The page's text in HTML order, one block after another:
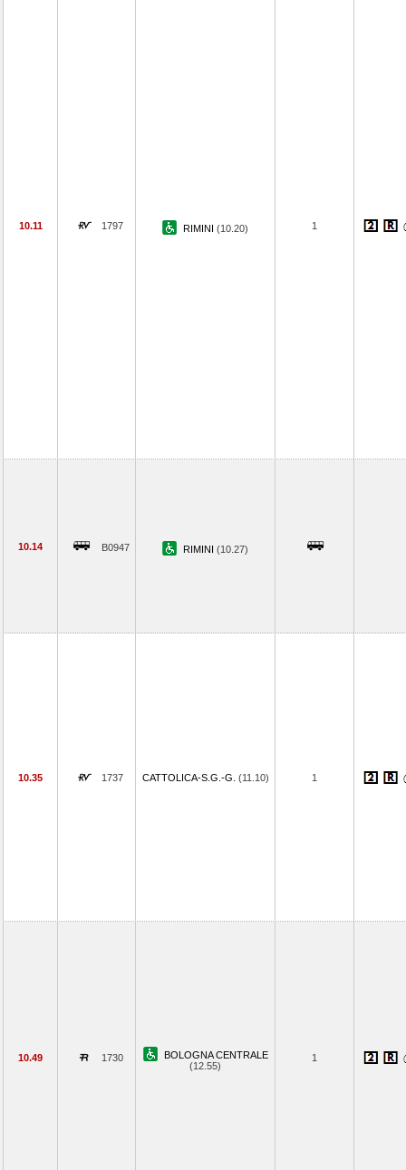
10.11 1797 RIMINI (10.20) 1
10.14 B0947 RIMINI (10.27)
10.35 1737 CATTOLICA-S.G.-G. (11.10) 1
10.49 1730
BOLOGNA CENTRALE
(12.55)
1